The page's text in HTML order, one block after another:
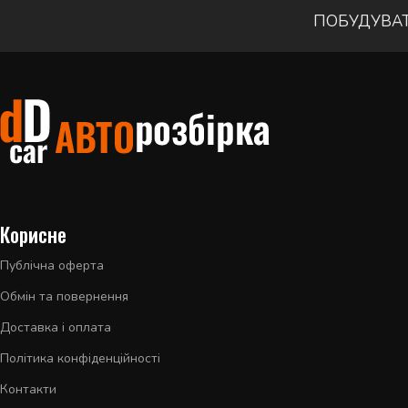
Корисне
Публічна оферта
Обмін та повернення
Доставка і оплата
Політика конфіденційності
Контакти